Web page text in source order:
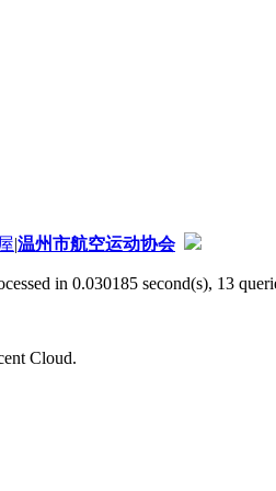
|温州市航空运动协会
in 0.030185 second(s), 13
Cloud.